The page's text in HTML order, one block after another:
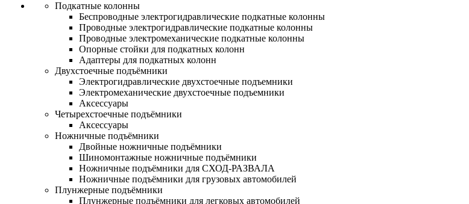
Подкатные колонны
Беспроводные электрогидравлические подкатные колонны
Проводные электрогидравлические подкатные колонны
Проводные электромеханические подкатные колонны
Опорные стойки для подкатных колонн
Адаптеры для подкатных колонн
Двухстоечные подъёмники
Электрогидравлические двухстоечные подъемники
Электромеханические двухстоечные подъемники
Аксессуары
Четырехстоечные подъёмники
Аксессуары
Ножничные подъёмники
Двойные ножничные подъёмники
Шиномонтажные ножничные подъёмники
Ножничные подъёмники для СХОД-РАЗВАЛА
Ножничные подъёмники для грузовых автомобилей
Плунжерные подъёмники
Плунжерные подъёмники для легковых автомобилей